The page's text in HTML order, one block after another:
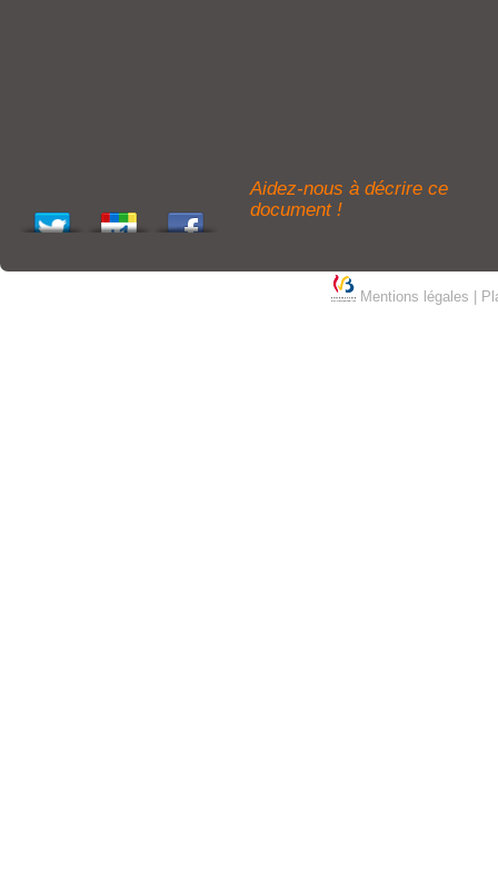
Aidez-nous à décrire ce
document !
Mentions légales